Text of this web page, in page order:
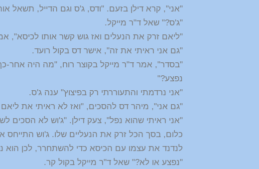
"אני", קרא דילן בזעם. "ודס, ג'ס וגם הדייל, תשאל
"ג'ס?" שאל ד"ר מייקל.
"ליאם זרק את הנעלים ואז גוש קשר אותו לכיסא",
"גם אני ראיתי את זה", אישר דס בקול רועד.
"בסדר", אמר ד"ר מייקל בקוצר רוח, "מה היה אחר-
נפצע?"
"אני נרדמתי והתעוררתי רק בפיצוץ" ענה ג'ס.
"גם אני", מיהר דס להסכים, "ואז לא ראיתי את
"אני ראיתי שהוא נפל", צעק דילן. "ג'וש לא
כלום, בסך הכל זרק את הנעליים שלו. ג'וש התייחס
לנדנד את עצמו עם הכיסא כדי להשתחרר, לכן הוא
"נפצע או לא?" שאל ד"ר מייקל בקול קר.